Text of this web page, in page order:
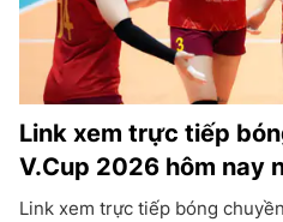
Link xem trực tiếp
V.Cup 2026 hôm nay
Link xem trực tiếp bóng